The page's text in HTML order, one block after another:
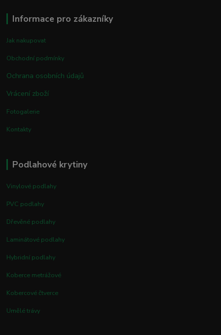
Informace pro zákazníky
Jak nakupovat
Obchodní podmínky
Ochrana osobních údajů
Vrácení zboží
Fotogalerie
Kontakty
Podlahové krytiny
Vinylové podlahy
PVC podlahy
Dřevěné podlahy
Laminátové podlahy
Hybridní podlahy
Koberce metrážové
Kobercové čtverce
Umělé trávy